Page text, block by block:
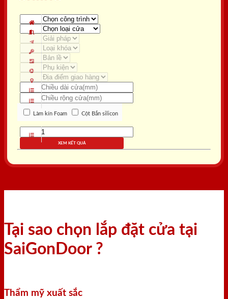
Làm kín Foam Cột Bắn silicon
XEM KẾT QUẢ
Tại sao chọn lắp đặt cửa tại
SaiGonDoor ?
Thẩm mỹ xuất sắc